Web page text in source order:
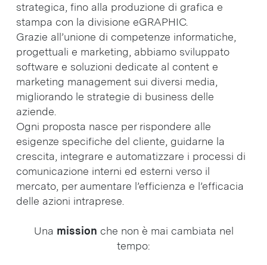
strategica, fino alla produzione di grafica e
stampa con la divisione eGRAPHIC.
Grazie all’unione di competenze informatiche,
progettuali e marketing, abbiamo sviluppato
software e soluzioni dedicate al content e
marketing management sui diversi media,
migliorando le strategie di business delle
aziende.
Ogni proposta nasce per rispondere alle
esigenze specifiche del cliente, guidarne la
crescita, integrare e automatizzare i processi di
comunicazione interni ed esterni verso il
mercato, per aumentare l’efficienza e l’efficacia
delle azioni intraprese.
Una mission che non è mai cambiata nel
tempo: